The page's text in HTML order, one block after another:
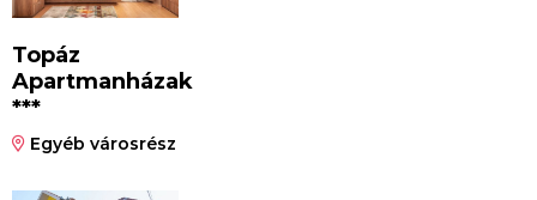
Topáz
Apartmanházak
***
Egyéb városrész